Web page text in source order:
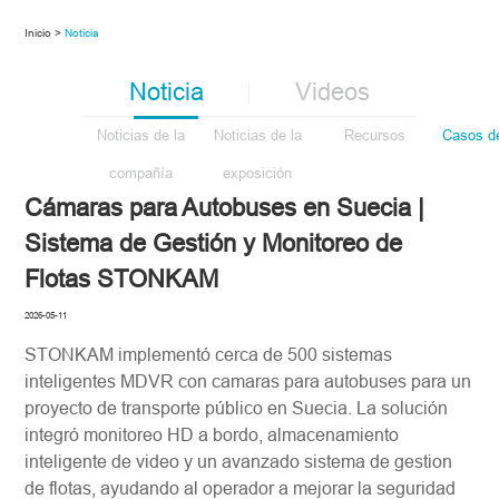
Inicio > Noticia
Noticia
Noticias de la
compañía
Noticias de la
exposición
Recursos Casos
Videos
Cámaras para Autobuses en Suecia |
Sistema de Gestión y Monitoreo de
Flotas STONKAM
2026-05-11
STONKAM implementó cerca de 500 sistemas
inteligentes MDVR con camaras para autobuses para un
proyecto de transporte público en Suecia. La solución
integró monitoreo HD a bordo, almacenamiento
inteligente de video y un avanzado sistema de gestion
de flotas, ayudando al operador a mejorar la seguridad